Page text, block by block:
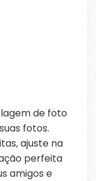
de foto
fotos.
ajuste na
perfeita
amigos e